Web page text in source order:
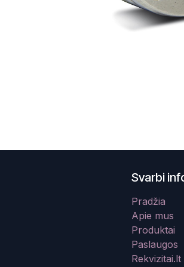
Svarbi
Pradžia
Apie mus
Produktai
Paslaugos
Rekvizitai.lt